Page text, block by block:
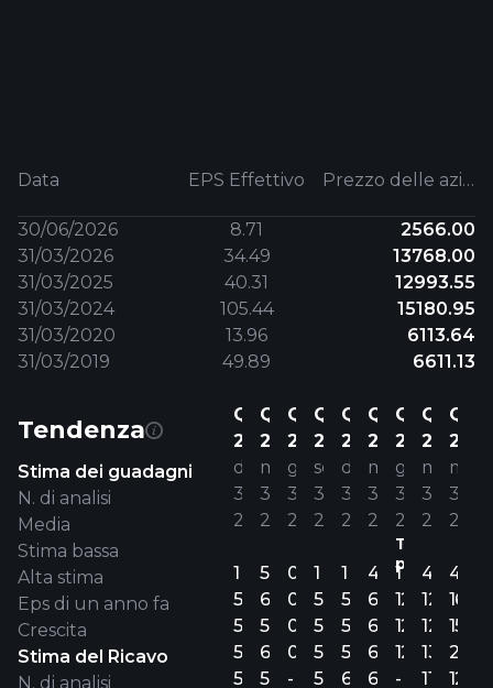
Data EPS Effettivo Prezzo delle azioni
30/06/2026 8.71
2566.00
31/03/2026
34.49
13768.00
31/03/2025
40.31
12993.55
31/03/2024
105.44
15180.95
31/03/2020
13.96
6113.64
31/03/2019
49.89 6611.13
Tendenza
Stima dei guadagni
N. di analisi
Media
Stima bassa
Alta stima
Eps di un anno fa
Crescita
Stima del Ricavo
N. di analisi
Q3
25
dic
31’
24
1
54.00
54.00
54.00
52.52
Q4
25
mar
31’
25
5
61.08
56.58
63.15
53.35
Q1
26
giu
30’
25
0
0
0
0
-
Q2
26
set
30’
25
1
52.60
52.60
52.60
57.65
Q3
26
dic
31’
25
1
56.40
56.40
56.40
65.85
Q4
26
mar
31’
26
4
68.79
68.17
69.75
60.45
Q1
27
giu
30’
26
Trim.
1
12.30
12.30
12.30
-
Q4
27
mar
31’
27
4
12.99
12.67
13.49
11.30
Q4
28
mar
31’
28
4
16.96
15.53
20.12
12.99